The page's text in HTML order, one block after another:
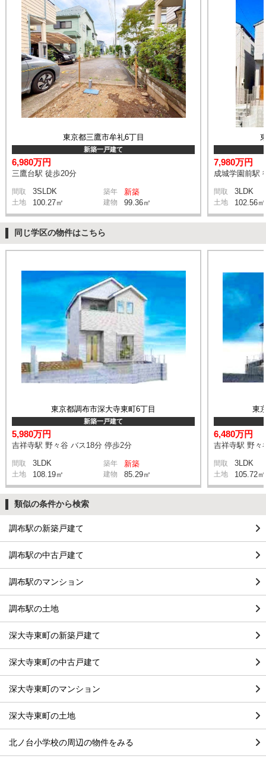
東京都三鷹市牟礼6丁目
新築一戸建て
6,980万円
三鷹台駅 徒歩20分
間取 3SLDK 築年 新築
土地 100.27㎡ 建物 99.36㎡
7,980万円
成城学園前駅
間取 3LDK
土地 102.56㎡
同じ学区の物件はこちら
東京都調布市深大寺東町6丁目
新築一戸建て
5,980万円
吉祥寺駅 野々谷 バス18分 停歩2分
間取 3LDK 築年 新築
土地 108.19㎡ 建物 85.29㎡
東
6,480万円
吉祥寺駅 野々
間取 3LDK
土地 105.72㎡
類似の条件から検索
調布駅の新築戸建て
調布駅の中古戸建て
調布駅のマンション
調布駅の土地
深大寺東町の新築戸建て
深大寺東町の中古戸建て
深大寺東町のマンション
深大寺東町の土地
北ノ台小学校の周辺の物件をみる